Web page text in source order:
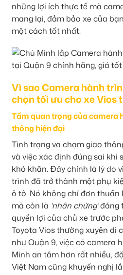
những lợi ích thực tế mà
mang lại, đảm bảo xe của
một cách tốt nhất.
Vì sao Camera hành
chọn tối ưu cho xe Vios
Tầm quan trọng của camera
thông hiện đại
Tình trạng va chạm giao
và việc xác định đúng sai khi
khó khăn. Đây chính là lý do
trình đã trở thành một phụ
ô tô. Nó không chỉ đơn
mà còn là ‘nhân chứng’đáng
quyền lợi của chủ xe trước
Toyota Vios thường xuyên di
như Quận 9, việc có camera
Minh an tâm hơn rất nhiều,
Việt Nam cũng khuyến nghị